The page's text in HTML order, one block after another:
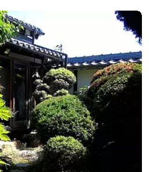
と健康の湯として大勢のお客様に喜